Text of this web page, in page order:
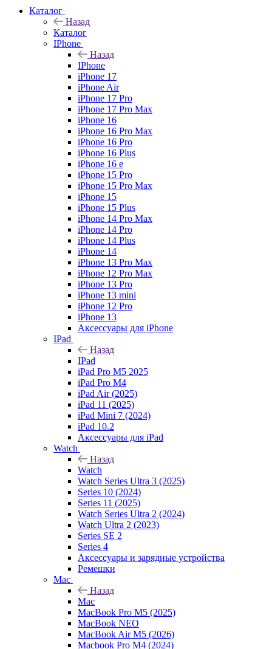
Каталог
Назад
Каталог
IPhone
Назад
IPhone
iPhone 17
iPhone Air
iPhone 17 Pro
iPhone 17 Pro Max
iPhone 16
iPhone 16 Pro Max
iPhone 16 Pro
iPhone 16 Plus
iPhone 16 e
iPhone 15 Pro
iPhone 15 Pro Max
iPhone 15
iPhone 15 Plus
iPhone 14 Pro Max
iPhone 14 Pro
iPhone 14 Plus
iPhone 14
iPhone 13 Pro Max
iPhone 12 Pro Max
iPhone 13 Pro
iPhone 13 mini
iPhone 12 Pro
iPhone 13
Аксессуары для iPhone
IPad
Назад
IPad
iPad Pro M5 2025
iPad Pro M4
iPad Air (2025)
iPad 11 (2025)
iPad Mini 7 (2024)
iPad 10.2
Аксессуары для iPad
Watch
Назад
Watch
Watch Series Ultra 3 (2025)
Series 10 (2024)
Series 11 (2025)
Watch Series Ultra 2 (2024)
Watch Ultra 2 (2023)
Series SE 2
Series 4
Аксессуары и зарядные устройства
Ремешки
Mac
Назад
Mac
MacBook Pro M5 (2025)
MacBook NEO
MacBook Air M5 (2026)
Macbook Pro M4 (2024)